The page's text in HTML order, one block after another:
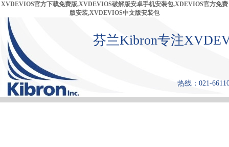
XVDEVIOS官方下载免费版,XVDEVIOS破解版安卓手机安装包,XDEVIOS官方免费
版安装,XVDEVIOS中文版安装包
芬兰Kibron专注
热线：021-
首 页 产品中心 张力仪